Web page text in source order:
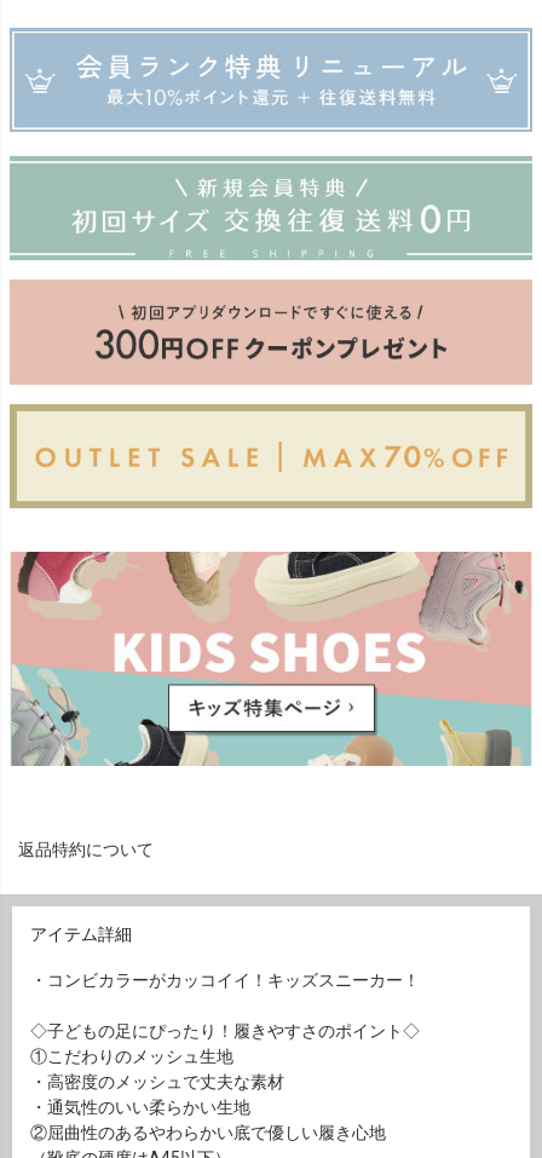
返品特約について
アイテム詳細
・コンビカラーがカッコイイ！キッズスニーカー！
◇子どもの足にぴったり！履きやすさのポイント◇
①こだわりのメッシュ生地
・高密度のメッシュで丈夫な素材
・通気性のいい柔らかい生地
②屈曲性のあるやわらかい底で優しい履き心地